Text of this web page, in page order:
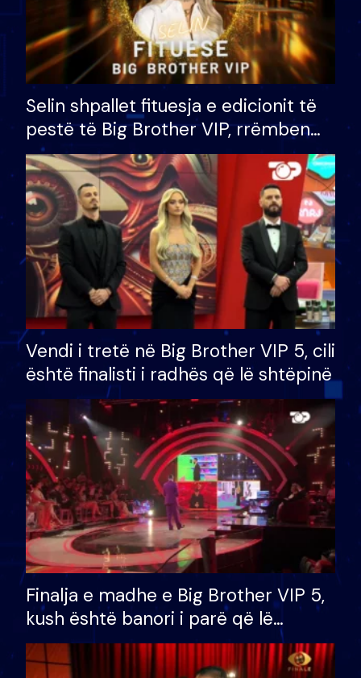
Selin shpallet fituesja e edicionit të
pestë të Big Brother VIP, rrëmben
çmimin e madh prej 100 mijë eurosh
Vendi i tretë në Big Brother VIP 5, cili
është finalisti i radhës që lë shtëpinë
Finalja e madhe e Big Brother VIP 5,
kush është banori i parë që lë
shtëpinë dhe humb mundësinë për
të fituar çmimin e madh